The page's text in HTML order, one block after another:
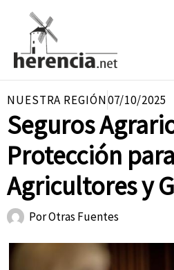
contenido
NUESTRA REGIÓN07/10/2025
Seguros
Protección para
Agricultores y
PorOtras Fuentes